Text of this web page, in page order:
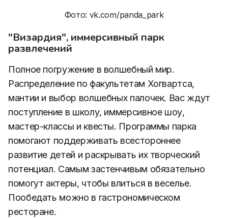
Фото: vk.com/panda_park
"Визардия", иммерсивный парк
развлечений
Полное погружение в волшебный мир.
Распределение по факультетам Хогвартса,
мантии и выбор волшебных палочек. Вас ждут
поступление в школу, иммерсивное шоу,
мастер-классы и квесты. Программы парка
помогают поддерживать всестороннее
развитие детей и раскрывать их творческий
потенциал. Самым застенчивым обязательно
помогут актеры, чтобы влиться в веселье.
Пообедать можно в гастрономическом
ресторане.